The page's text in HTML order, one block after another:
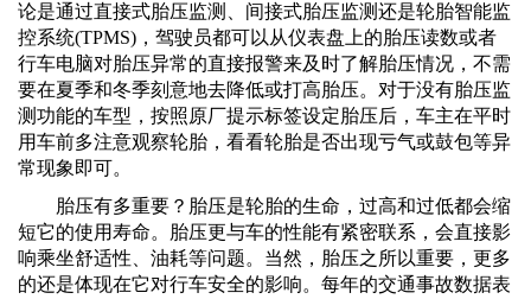
论是通过直接式胎压监测、间接式胎压监测还是轮胎智能监
控系统(TPMS)，驾驶员都可以从仪表盘上的胎压读数或者
行车电脑对胎压异常的直接报警来及时了解胎压情况，不需
要在夏季和冬季刻意地去降低或打高胎压。对于没有胎压监
测功能的车型，按照原厂提示标签设定胎压后，车主在平时
用车前多注意观察轮胎，看看轮胎是否出现亏气或鼓包等异
常现象即可。
胎压有多重要？胎压是轮胎的生命，过高和过低都会缩
短它的使用寿命。胎压更与车的性能有紧密联系，会直接影
响乘坐舒适性、油耗等问题。当然，胎压之所以重要，更多
的还是体现在它对行车安全的影响。每年的交通事故数据表